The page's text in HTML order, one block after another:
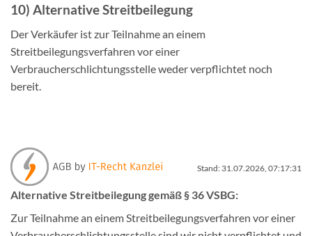
10) Alternative Streitbeilegung
Der Verkäufer ist zur Teilnahme an einem
Streitbeilegungsverfahren vor einer
Verbraucherschlichtungsstelle weder verpflichtet noch
bereit.
Stand: 31.07.2026, 07:17:31
Alternative Streitbeilegung gemäß § 36 VSBG:
Zur Teilnahme an einem Streitbeilegungsverfahren vor einer